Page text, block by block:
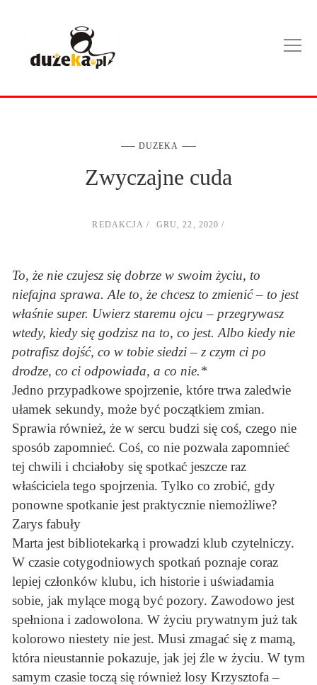
DUZEKA
Zwyczajne cuda
REDAKCJA GRU, 22, 2020
To, że nie czujesz się dobrze w swoim życiu, to
niefajna sprawa. Ale to, że chcesz to zmienić – to jest
właśnie super. Uwierz staremu ojcu – przegrywasz
wtedy, kiedy się godzisz na to, co jest. Albo kiedy nie
potrafisz dojść, co w tobie siedzi – z czym ci po
drodze, co ci odpowiada, a co nie.*
Jedno przypadkowe spojrzenie, które trwa zaledwie
ułamek sekundy, może być początkiem zmian.
Sprawia również, że w sercu budzi się coś, czego nie
sposób zapomnieć. Coś, co nie pozwala zapomnieć
tej chwili i chciałoby się spotkać jeszcze raz
właściciela tego spojrzenia. Tylko co zrobić, gdy
ponowne spotkanie jest praktycznie niemożliwe?
Zarys fabuły
Marta jest bibliotekarką i prowadzi klub czytelniczy.
W czasie cotygodniowych spotkań poznaje coraz
lepiej członków klubu, ich historie i uświadamia
sobie, jak mylące mogą być pozory. Zawodowo jest
spełniona i zadowolona. W życiu prywatnym już tak
kolorowo niestety nie jest. Musi zmagać się z mamą,
która nieustannie pokazuje, jak jej źle w życiu. W tym
samym czasie toczą się również losy Krzysztofa –